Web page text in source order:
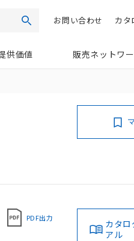
検索 カタ
お問い合わせ
供価値 販売ネットワ
PDF出力
カタ
アル